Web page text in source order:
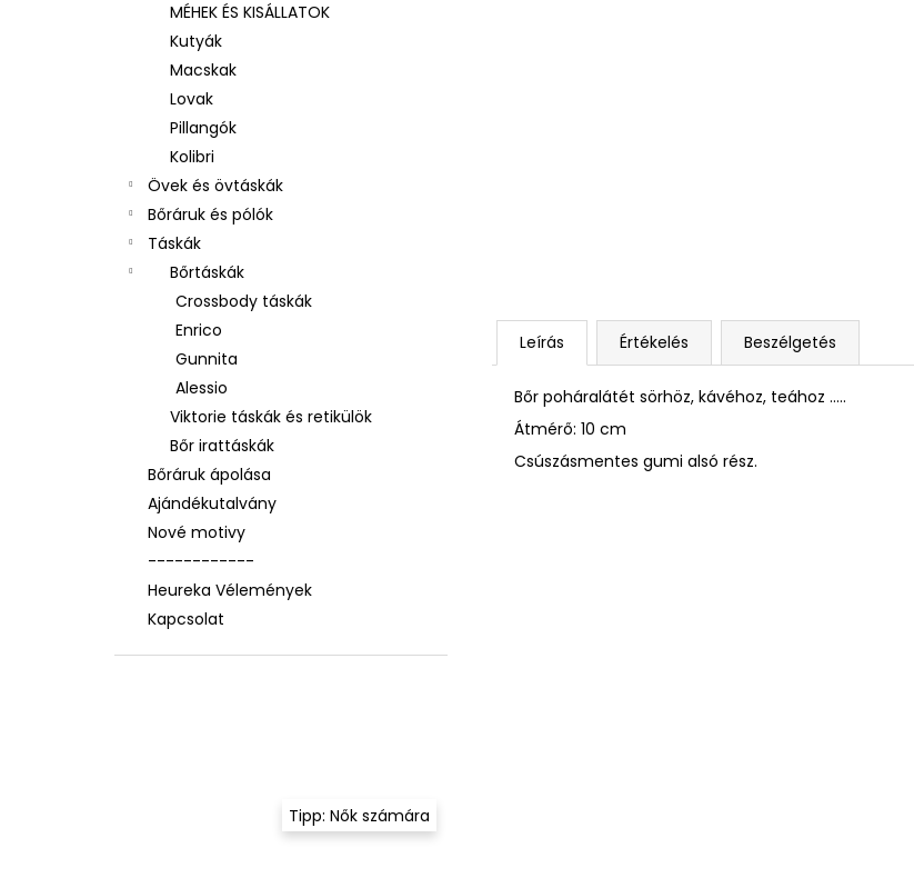
MÉHEK ÉS KISÁLLATOK
Kutyák
Macskak
Lovak
Pillangók
Kolibri
Övek és övtáskák
Bőráruk és pólók
Táskák
Bőrtáskák
Crossbody táskák
Enrico
Gunnita
Alessio
Viktorie táskák és retikülök
Bőr irattáskák
Bőráruk ápolása
Ajándékutalvány
Nové motivy
------------
Heureka Vélemények
Kapcsolat
Tipp: Nők számára
Leírás Értékelés Beszélgetés
Bőr poháralátét sörhöz, kávéhoz, teához .....
Átmérő: 10 cm
Csúszásmentes gumi alsó rész.